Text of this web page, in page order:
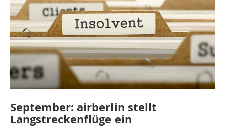
September: airberlin stellt
Langstreckenflüge ein